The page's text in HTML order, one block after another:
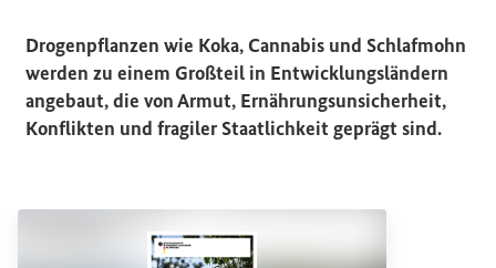
Drogenpflanzen wie Koka, Cannabis und Schlafmohn
werden zu einem Großteil in Entwicklungsländern
angebaut, die von Armut, Ernährungsunsicherheit,
Konflikten und fragiler Staatlichkeit geprägt sind.